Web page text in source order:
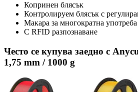
Копринен блясък
Контролируем блясък с
Макара за многократна употреба
С RFID разпознаване
Често се купува заедно с
1,75 mm / 1000 g